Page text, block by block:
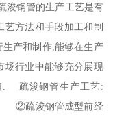
浚钢管的生产工艺是有
方法和手段加工和制
产和制作,能够在生产
场行业中能够充分展现
. 疏浚钢管生产工艺:
②疏浚钢管成型前经